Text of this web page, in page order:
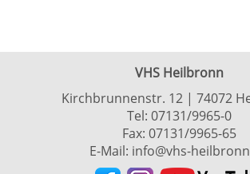
VHS Heilbronn
Kirchbrunnenstr. 12 | 74072
Tel: 07131/9965-0
Fax: 07131/9965-65
E-Mail: info@vhs-